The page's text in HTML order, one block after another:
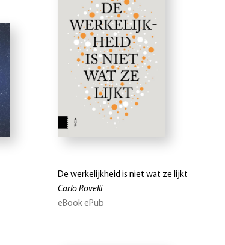
De werkelijkheid is niet wat ze lijkt
Carlo Rovelli
eBook ePub